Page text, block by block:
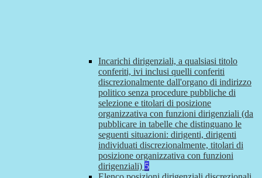
Incarichi dirigenziali, a qualsiasi titolo
conferiti, ivi inclusi quelli conferiti
discrezionalmente dall'organo di indirizzo
politico senza procedure pubbliche di
selezione e titolari di posizione
organizzativa con funzioni dirigenziali (da
pubblicare in tabelle che distinguano le
seguenti situazioni: dirigenti, dirigenti
individuati discrezionalmente, titolari di
posizione organizzativa con funzioni
dirigenziali) 5